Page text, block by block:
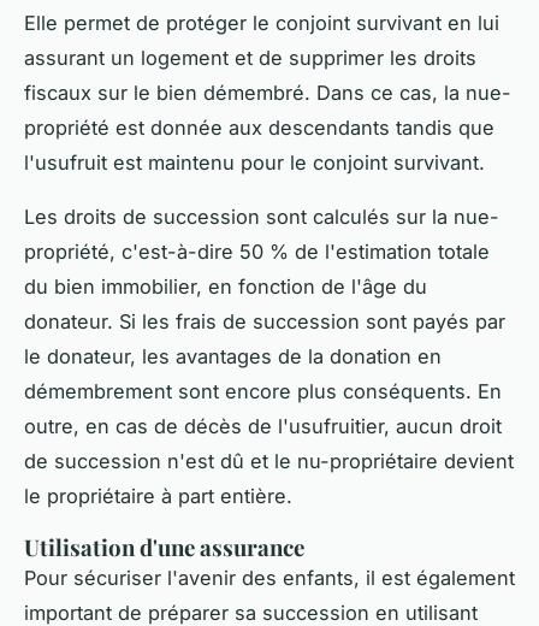
Elle permet de protéger le conjoint survivant en lui
assurant un logement et de supprimer les droits
fiscaux sur le bien démembré. Dans ce cas, la nue-
propriété est donnée aux descendants tandis que
l'usufruit est maintenu pour le conjoint survivant.
Les droits de succession sont calculés sur la nue-
propriété, c'est-à-dire 50 % de l'estimation totale
du bien immobilier, en fonction de l'âge du
donateur. Si les frais de succession sont payés par
le donateur, les avantages de la donation en
démembrement sont encore plus conséquents. En
outre, en cas de décès de l'usufruitier, aucun droit
de succession n'est dû et le nu-propriétaire devient
le propriétaire à part entière.
Utilisation d'une assurance
Pour sécuriser l'avenir des enfants, il est également
important de préparer sa succession en utilisant